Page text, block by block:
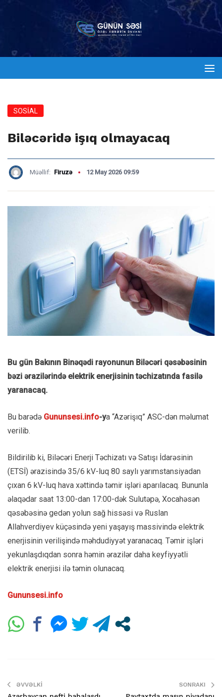
SOSİAL
Biləcəridə işıq olmayacaq
Müəllif: Firuzə 12 May 2026 09:59
Bu gün Bakının Binəqədi rayonunun Biləcəri qəsəbəsinin
bəzi ərazilərində elektrik enerjisinin təchizatında fasilə
yaranacaq.
Bu barədə Gununsesi.info-ya “Azərişıq” ASC-dən məlumat
verilib.
Bildirilib ki, Biləcəri Enerji Təchizatı və Satışı İdarəsinin
(ETSİ) ərazisində 35/6 kV-luq 80 saylı yarımstansiyadan
çıxan 6 kV-luq hava xəttində təmir işləri aparılacaq. Bununla
əlaqədar saat 13:00-dan 17:00-dək Sulutəpə, Xocahəsən
qəsəbəsinə gedən yolun sağ hissəsi və Ruslan
Allahverdiyev küçəsində yeni yaşayış massivində elektrik
enerjisinin verilişində məhdudiyyət yaranacaq. Təmir işləri
yekunlaşdıqdan sonra həmin ərazilər daha keyfiyyətli
elektrik enerjisi ilə təmin olunacaq.
Gununsesi.info
ƏVVƏLKI SONRAKI